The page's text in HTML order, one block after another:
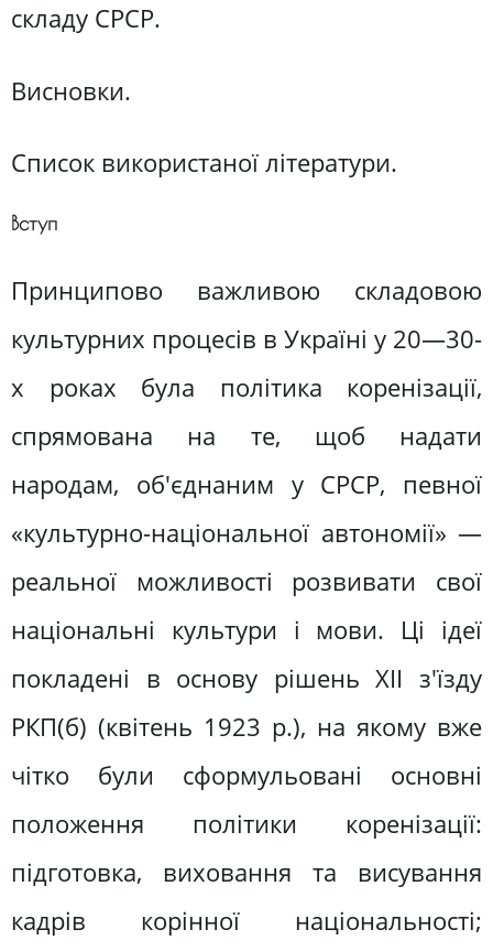
складу СРСР.
Висновки.
Список використаної літератури.
Вступ
Принципово важливою складовою
культурних процесів в Україні у 20—30-
х роках була політика коренізації,
спрямована на те, щоб надати
народам, об'єднаним у СРСР, певної
«культурно-національної автономії» —
реальної можливості розвивати свої
національні культури і мови. Ці ідеї
покладені в основу рішень XII з'їзду
РКП(б) (квітень 1923 р.), на якому вже
чітко були сформульовані основні
положення політики коренізації:
підготовка, виховання та висування
кадрів корінної національності;